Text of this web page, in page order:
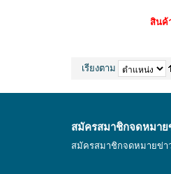
สินค้
เรียงตาม
สมัครสมาชิกจดหมาย
สมัครสมาชิกจดหมายข่า